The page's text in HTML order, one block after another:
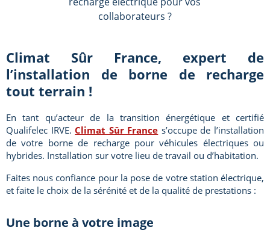
collaborateurs ?
Climat Sûr France, expert de
l’installation de borne de recharge
tout terrain !
En tant qu’acteur de la transition énergétique et certifié
Qualifelec IRVE.Climat Sûr France s’occupe de l’installation
de votre borne de recharge pour véhicules électriques ou
hybrides. Installation sur votre lieu de travail ou d’habitation.
Faites nous confiance pour la pose de votre station électrique,
et faite le choix de la sérénité et de la qualité de prestations :
Une borne à votre image